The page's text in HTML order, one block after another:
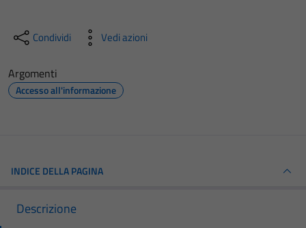
Condividi Vedi azioni
Argomenti
Accesso all'informazione
INDICE DELLA PAGINA
Descrizione